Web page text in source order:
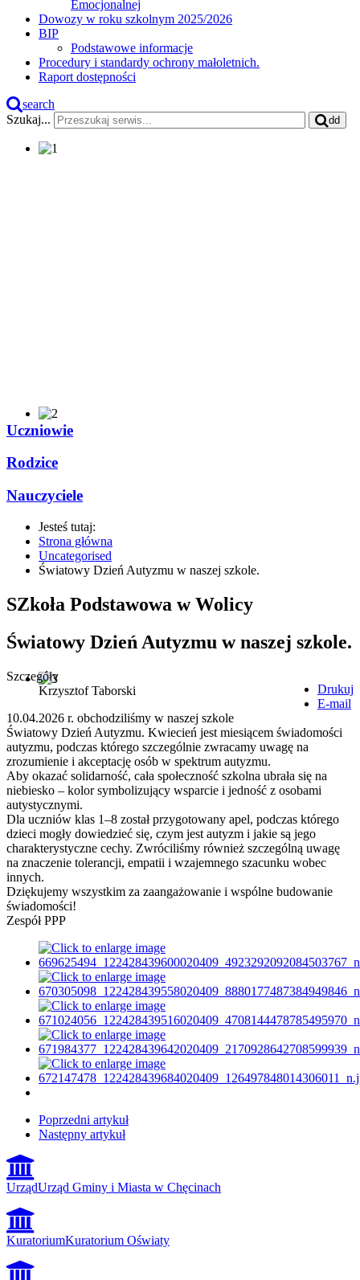
Emocjonalnej
Dowozy w roku szkolnym 2025/2026
BIP
Podstawowe informacje
Procedury i standardy ochrony małoletnich.
Raport dostępności
search
Szukaj...
dd
Uczniowie
Rodzice
Nauczyciele
Jesteś tutaj:
Strona główna
Uncategorised
Światowy Dzień Autyzmu w naszej szkole.
SZkoła Podstawowa w Wolicy
Światowy Dzień Autyzmu w naszej szkole.
Drukuj
E-mail
Szczegóły
Krzysztof Taborski
10.04.2026 r. obchodziliśmy w naszej szkole
Światowy Dzień Autyzmu. Kwiecień jest miesiącem świadomości
autyzmu, podczas którego szczególnie zwracamy uwagę na
zrozumienie i akceptację osób w spektrum autyzmu.
Aby okazać solidarność, cała społeczność szkolna ubrała się na
niebiesko – kolor symbolizujący wsparcie i jedność z osobami
autystycznymi.
Dla uczniów klas 1–8 został przygotowany apel, podczas którego
dzieci mogły dowiedzieć się, czym jest autyzm i jakie są jego
charakterystyczne cechy. Zwróciliśmy również szczególną uwagę
na znaczenie tolerancji, empatii i wzajemnego szacunku wobec
innych.
Dziękujemy wszystkim za zaangażowanie i wspólne budowanie
świadomości!
Zespół PPP
Poprzedni artykuł
Następny artykuł
UrządUrząd Gminy i Miasta w Chęcinach
KuratoriumKuratorium Oświaty